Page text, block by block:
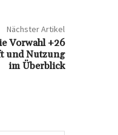
Nächster Artikel
Vorwahl +26
und Nutzung
im Überblick